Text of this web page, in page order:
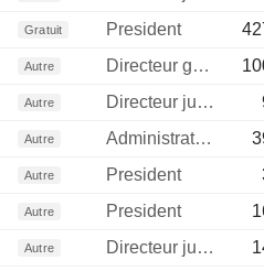
Gratuit President
Autre Directeur general
Autre Directeur juridique
Autre Administrateur
Autre President
Autre President
Autre Directeur juridique